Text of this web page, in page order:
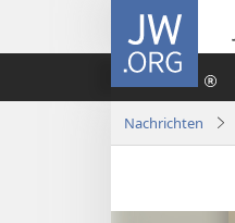
JW.ORG
Nachrichten